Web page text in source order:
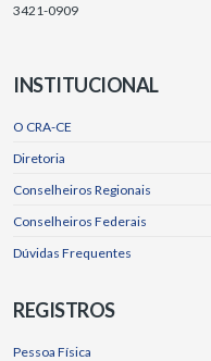
3421-0909
INSTITUCIONAL
O CRA-CE
Diretoria
Conselheiros Regionais
Conselheiros Federais
Dúvidas Frequentes
REGISTROS
Pessoa Física